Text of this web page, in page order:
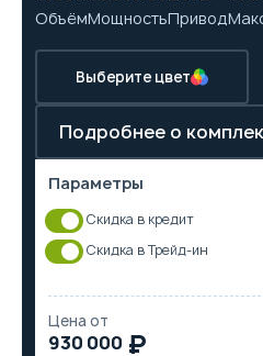
ОбъёмМощностьПривод
Выберите цвет
Подробнее о
Параметры
Скидка в кредит
Скидка в Трейд-ин
Цена от
930 000